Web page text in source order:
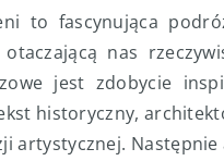
to fascynująca
nas
jest zdobycie
historyczny,
artystycznej. Następnie